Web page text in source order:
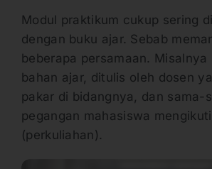
Modul praktikum cukup sering
dengan buku ajar. Sebab
beberapa persamaan. Misalnya
bahan ajar, ditulis oleh dosen
pakar di bidangnya, dan sama-
pegangan mahasiswa
(perkuliahan).